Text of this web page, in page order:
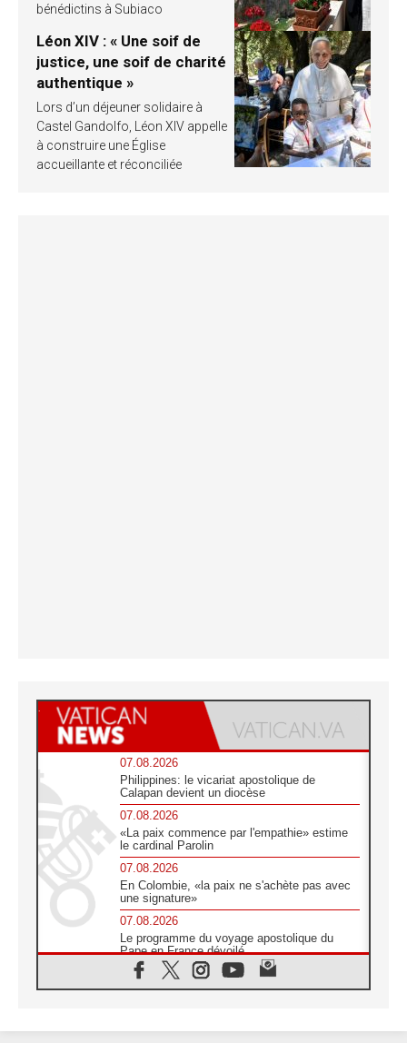
bénédictins à Subiaco
Léon XIV : « Une soif de
justice, une soif de charité
authentique »
Lors d’un déjeuner solidaire à
Castel Gandolfo, Léon XIV appelle
à construire une Église
accueillante et réconciliée
07.08.2026
Philippines: le vicariat apostolique de
Calapan devient un diocèse
07.08.2026
«La paix commence par l'empathie» estime
le cardinal Parolin
07.08.2026
En Colombie, «la paix ne s'achète pas avec
une signature»
07.08.2026
Le programme du voyage apostolique du
Pape en France dévoilé
07.08.2026
1ère Conférence continentale sur l'éducation